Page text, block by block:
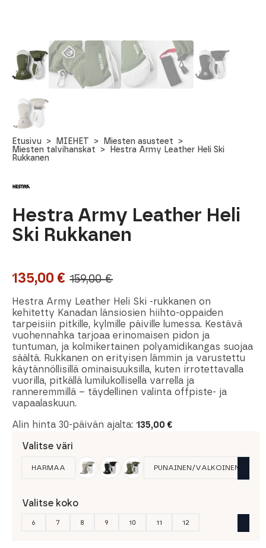
Etusivu MIEHET
Miesten asusteet
Miesten talvihanskat
Hestra Army Leather Heli Ski
Rukkanen
Hestra Army Leather Heli
Ski Rukkanen
159,00€
Alkuperäinen
hinta
oli:
159,00 €.
135,00 €
Nykyinen
hinta
on:
135,00 €.
Hestra Army Leather Heli Ski -rukkanen on
kehitetty Kanadan länsiosien hiihto-oppaiden
tarpeisiin pitkille, kylmille päiville lumessa. Kestävä
vuohennahka tarjoaa erinomaisen pidon ja
tuntuman, ja kolmikertainen polyamidikangas suojaa
säältä. Rukkanen on erityisen lämmin ja varustettu
käytännöllisillä ominaisuuksilla, kuten irrotettavalla
vuorilla, pitkällä lumilukollisella varrella ja
ranneremmillä – täydellinen valinta offpiste- ja
vapaalaskuun.
Alin hinta 30-päivän ajalta: 135,00 €
Valitse väri
HARMAA PUNAINEN/VALKOINEN
Valitse koko
6 7 8 9 10 11 12